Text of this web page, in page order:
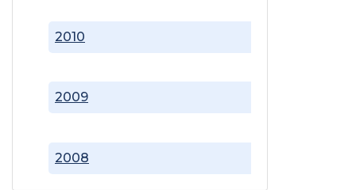
2008
2009
2010